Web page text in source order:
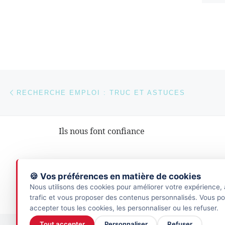
🍪 Vos préférences en matière de cookies
Nous utilisons des cookies pour améliorer votre expérience,
trafic et vous proposer des contenus personnalisés. Vous
accepter tous les cookies, les personnaliser ou les refuser.
Parcourir les articles
RECHERCHE EMPLOI : TRUC ET ASTUCES
Ils nous font confiance